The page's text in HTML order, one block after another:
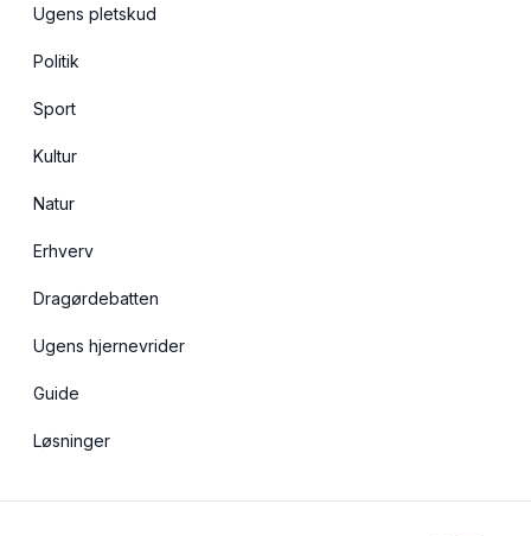
Ugens pletskud
Politik
Sport
Kultur
Natur
Erhverv
Dragørdebatten
Ugens hjernevrider
Guide
Løsninger